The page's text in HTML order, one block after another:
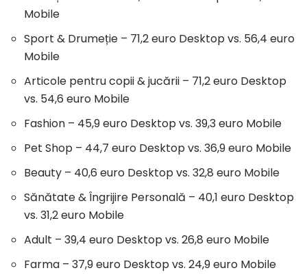
Mobile
Sport & Drumeție – 71,2 euro Desktop vs. 56,4 euro
Mobile
Articole pentru copii & jucării – 71,2 euro Desktop
vs. 54,6 euro Mobile
Fashion – 45,9 euro Desktop vs. 39,3 euro Mobile
Pet Shop – 44,7 euro Desktop vs. 36,9 euro Mobile
Beauty – 40,6 euro Desktop vs. 32,8 euro Mobile
Sănătate & Îngrijire Personală – 40,1 euro Desktop
vs. 31,2 euro Mobile
Adult – 39,4 euro Desktop vs. 26,8 euro Mobile
Farma – 37,9 euro Desktop vs. 24,9 euro Mobile